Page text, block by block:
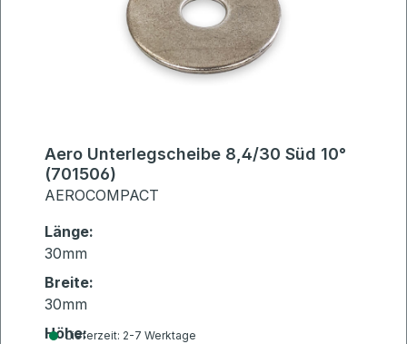
Aero Unterlegscheibe 8,4/30 Süd 10°
(701506)
AEROCOMPACT
Länge:
30mm
Breite:
30mm
Höhe:
Lieferzeit: 2-7 Werktage